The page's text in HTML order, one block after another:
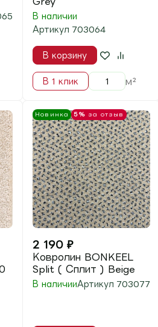
Ковролин BONKEEL
Sweet ( Свиит ) Beige
В наличии
Артикул 703374
В корзину
В 1 клик м²
Новинка 5%за отзыв